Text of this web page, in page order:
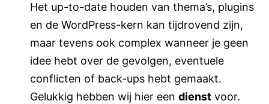
Het up-to-date houden van thema’s, plugins
en de WordPress-kern kan tijdrovend zijn,
maar tevens ook complex wanneer je geen
idee hebt over de gevolgen, eventuele
conflicten of back-ups hebt gemaakt.
Gelukkig hebben wij hier een dienst voor.